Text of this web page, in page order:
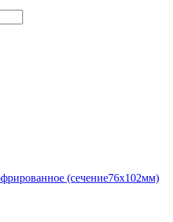
(сечение76х102мм)